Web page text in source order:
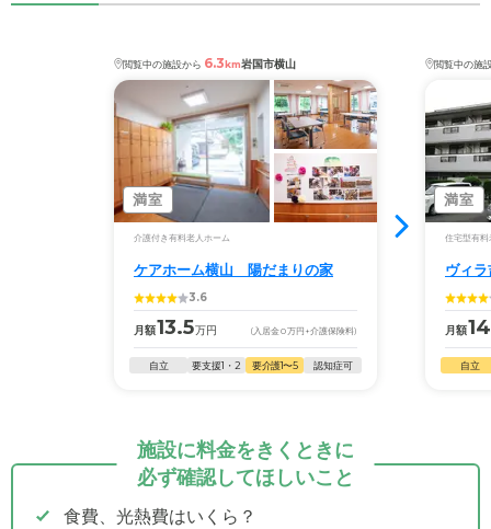
閲覧中の施設から 6.3km岩国市横山
満室
介護付き有料老人ホーム
ケアホーム横山 陽だまりの家
3.6
月額13.5万円 (入居金0万円 +介護保険料)
自立 要支援1・2 要介護1〜5 認知症可
閲覧中の施
満室
住宅型有料
ヴィ
月額
自立
施設に料金をきくときに
必ず確認してほしいこと
食費、光熱費はいくら？